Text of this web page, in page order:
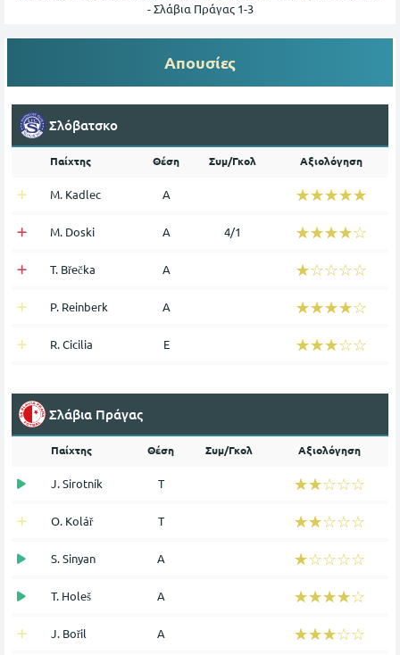
- Σλάβια Πράγας 1-3
Απουσίες
Σλόβατσκο
Παίχτης Θέση Συμ/Γκολ Αξιολόγηση
M. Kadlec Α ☆☆☆☆☆
★★★★★
M. Doski Α 4/1 ☆☆☆☆☆
★★★★★
T. Břečka Α ☆☆☆☆☆
★★★★★
P. Reinberk Α ☆☆☆☆☆
★★★★★
R. Cicilia Ε ☆☆☆☆☆
★★★★★
Σλάβια Πράγας
Παίχτης Θέση Συμ/Γκολ Αξιολόγηση
J. Sirotník Τ ☆☆☆☆☆
★★★★★
O. Kolář Τ ☆☆☆☆☆
★★★★★
S. Sinyan Α ☆☆☆☆☆
★★★★★
T. Holeš Α ☆☆☆☆☆
★★★★★
J. Bořil Α ☆☆☆☆☆
★★★★★